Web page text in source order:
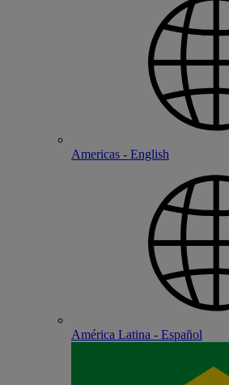
Americas - English
América Latina - Español